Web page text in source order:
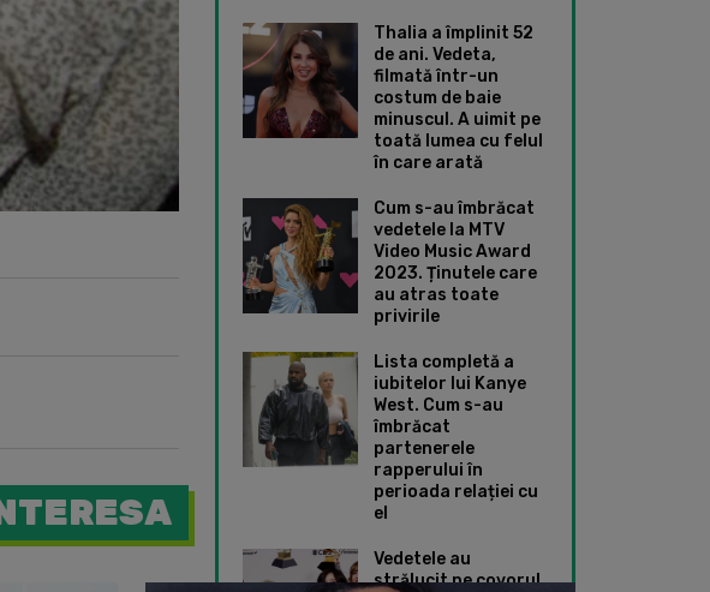
Thalia a împlinit 52
de ani. Vedeta,
filmată într-un
costum de baie
minuscul. A uimit pe
toată lumea cu felul
în care arată
Cum s-au îmbrăcat
vedetele la MTV
Video Music Award
2023. Ținutele care
au atras toate
privirile
Lista completă a
iubitelor lui Kanye
West. Cum s-au
îmbrăcat
partenerele
rapperului în
perioada relației cu
el
Vedetele au
strălucit pe covorul